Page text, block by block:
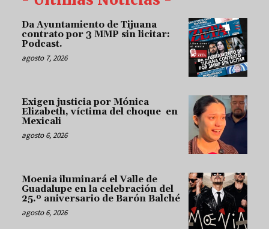
Da Ayuntamiento de Tijuana
contrato por 3 MMP sin licitar:
Podcast.
agosto 7, 2026
Exigen justicia por Mónica
Elizabeth, víctima del choque en
Mexicali
agosto 6, 2026
Moenia iluminará el Valle de
Guadalupe en la celebración del
25.º aniversario de Barón Balché
agosto 6, 2026